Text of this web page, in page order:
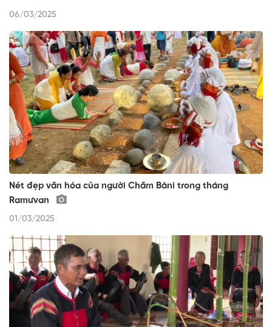
06/03/2025
Nét đẹp văn hóa của người Chăm Bàni trong tháng
Ramưvan
01/03/2025